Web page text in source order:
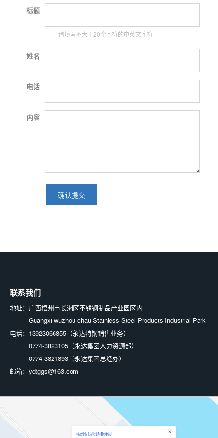
标题
请填写不大于20个字符的中英文字符
姓名
电话
内容
联系我们
地址： 广西梧州市长洲区不锈钢制品产业园区内
Guangxi wuzhou chau Stainless Steel Products Industrial Park
电话： 13923066855（永达特钢销售业务）
0774-3823105（永达集团人力资源部）
0774-3821893（永达集团总经办）
邮箱： ydtggs@163.com